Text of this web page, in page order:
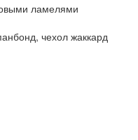
ламелями
чехол жаккард